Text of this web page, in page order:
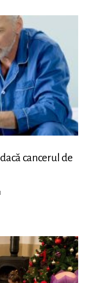
cancerul de